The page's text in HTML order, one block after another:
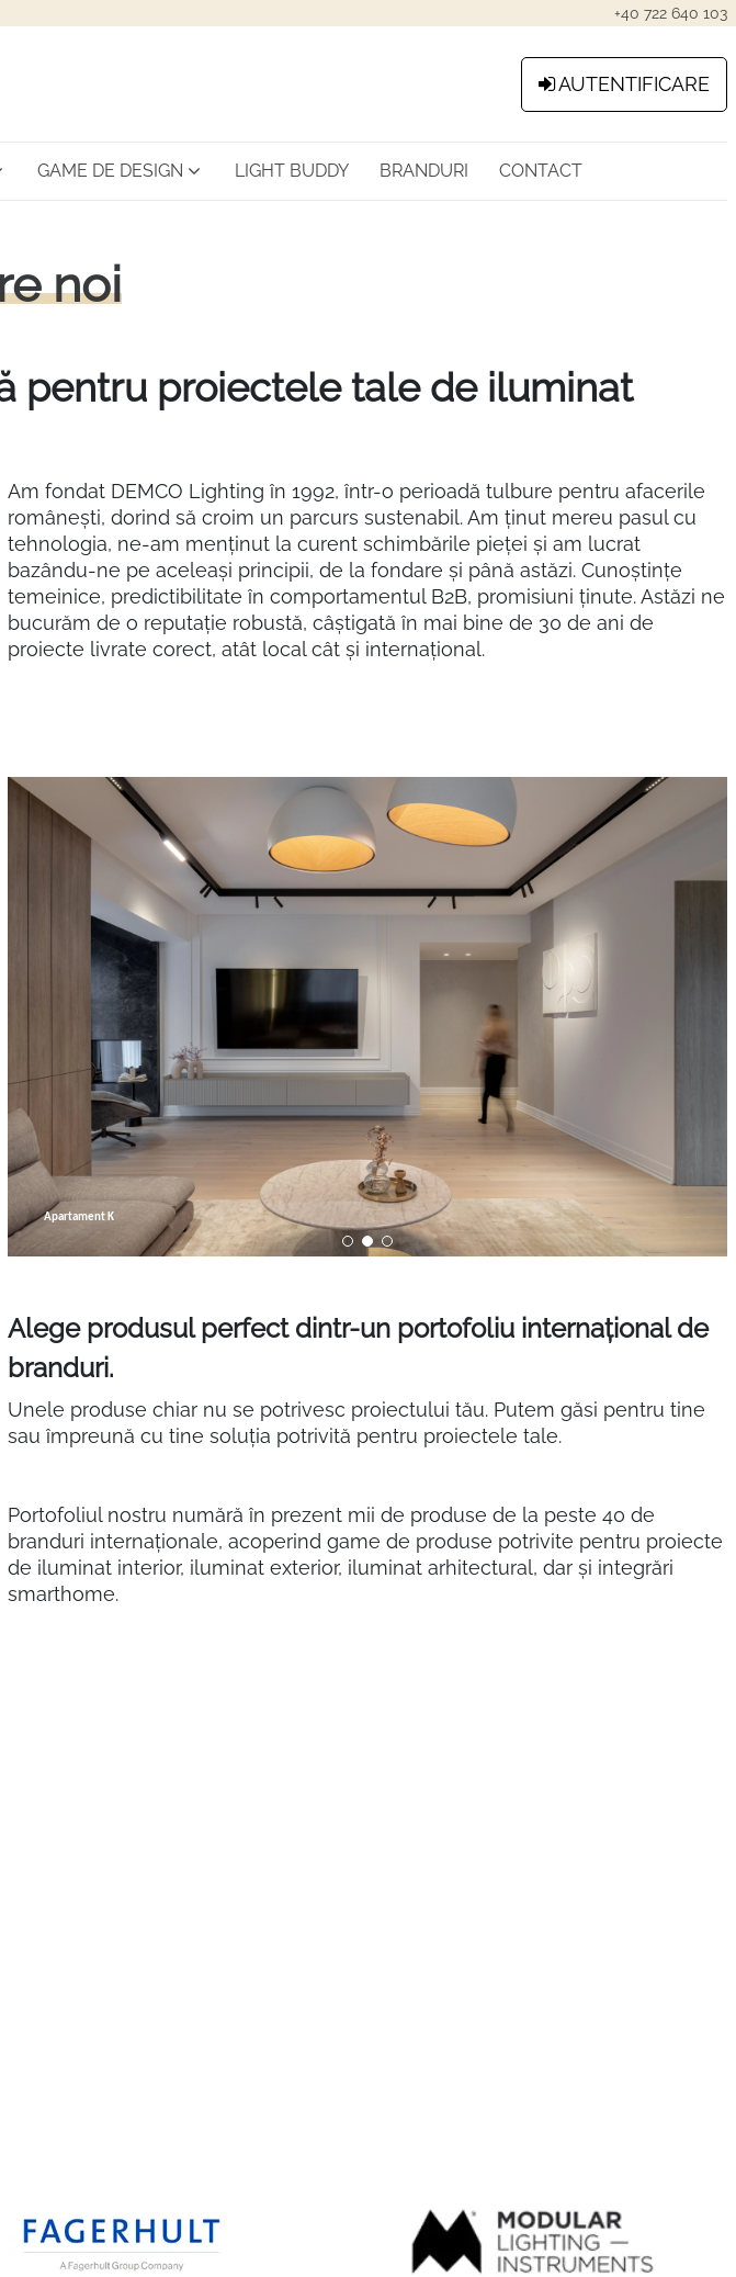
+40 722 640 103
AUTENTIFICARE
GAME DE DESIGN LIGHT BUDDY BRANDURI CONTACT
noi
pentru proiectele tale de iluminat
Am fondat DEMCO Lighting în 1992, într-o perioadă tulbure pentru afacerile
românești, dorind să croim un parcurs sustenabil. Am ținut mereu pasul cu
tehnologia, ne-am menținut la curent schimbările pieței și am lucrat
bazându-ne pe aceleași principii, de la fondare și până astăzi. Cunoștințe
temeinice, predictibilitate în comportamentul B2B, promisiuni ținute. Astăzi ne
bucurăm de o reputație robustă, câștigată în mai bine de 30 de ani de
proiecte livrate corect, atât local cât și internațional.
Casino Vatra Dornei
Apartament K
Alege produsul perfect dintr-un portofoliu internațional de
branduri.
Unele produse chiar nu se potrivesc proiectului tău. Putem găsi pentru tine
sau împreună cu tine soluția potrivită pentru proiectele tale.
Portofoliul nostru numără în prezent mii de produse de la peste 40 de
branduri internaționale, acoperind game de produse potrivite pentru proiecte
de iluminat interior, iluminat exterior, iluminat arhitectural, dar și integrări
smarthome.